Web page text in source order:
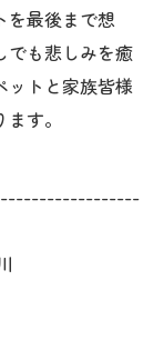
を最後まで想
でも悲しみを癒
ットと家族皆様
す。